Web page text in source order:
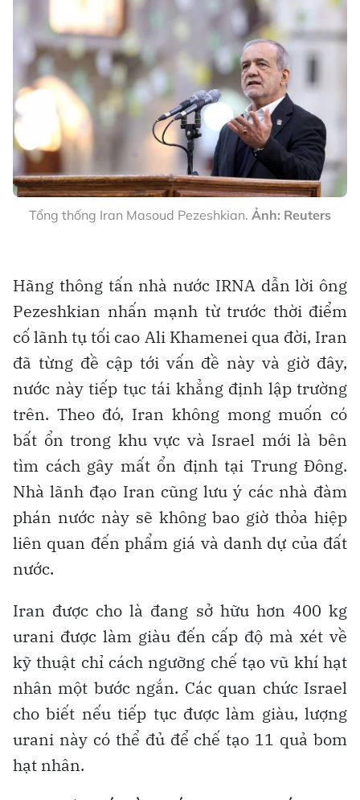
Tổng thống Iran Masoud Pezeshkian. Ảnh: Reuters
Hãng thông tấn nhà nước IRNA dẫn lời ông
Pezeshkian nhấn mạnh từ trước thời điểm
cố lãnh tụ tối cao Ali Khamenei qua đời, Iran
đã từng đề cập tới vấn đề này và giờ đây,
nước này tiếp tục tái khẳng định lập trường
trên. Theo đó, Iran không mong muốn có
bất ổn trong khu vực và Israel mới là bên
tìm cách gây mất ổn định tại Trung Đông.
Nhà lãnh đạo Iran cũng lưu ý các nhà đàm
phán nước này sẽ không bao giờ thỏa hiệp
liên quan đến phẩm giá và danh dự của đất
nước.
Iran được cho là đang sở hữu hơn 400 kg
urani được làm giàu đến cấp độ mà xét về
kỹ thuật chỉ cách ngưỡng chế tạo vũ khí hạt
nhân một bước ngắn. Các quan chức Israel
cho biết nếu tiếp tục được làm giàu, lượng
urani này có thể đủ để chế tạo 11 quả bom
hạt nhân.